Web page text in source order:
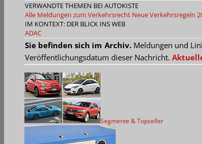
VERWANDTE THEMEN BEI AUTOKISTE
Alle Meldungen zum Verkehrsrecht Neue Verkehrsregeln
IM KONTEXT: DER BLICK INS WEB
ADAC
Sie befinden sich im Archiv.Meldungen und
Veröffentlichungsdatum dieser Nachricht.
Segmente & Topseller